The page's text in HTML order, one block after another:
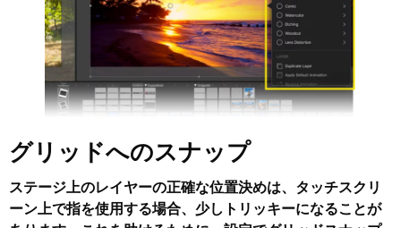
グリッドへのスナップ
ステージ上のレイヤーの正確な位置決めは、タッチスクリ
ーン上で指を使用する場合、少しトリッキーになることが